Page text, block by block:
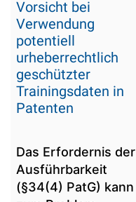
Vorsicht bei
Verwendung
potentiell
urheberrechtlich
geschützter
Trainingsdaten in
Patenten
Das Erfordernis der
Ausführbarkeit
(§34(4) PatG) kann